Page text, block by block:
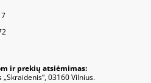
ir prekių atsiėmimas:
03160 Vilnius.